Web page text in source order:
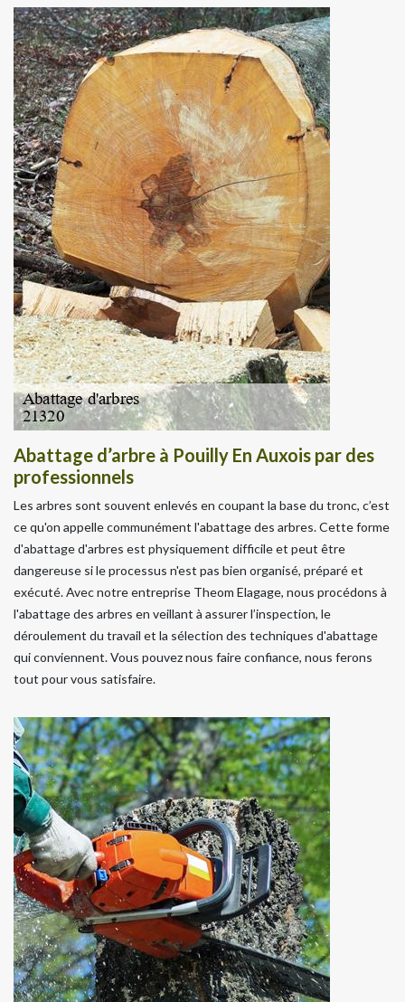
Abattage d’arbre à Pouilly En Auxois par des
professionnels
Les arbres sont souvent enlevés en coupant la base du tronc, c’est
ce qu'on appelle communément l'abattage des arbres. Cette forme
d'abattage d'arbres est physiquement difficile et peut être
dangereuse si le processus n'est pas bien organisé, préparé et
exécuté. Avec notre entreprise Theom Elagage, nous procédons à
l'abattage des arbres en veillant à assurer l’inspection, le
déroulement du travail et la sélection des techniques d'abattage
qui conviennent. Vous pouvez nous faire confiance, nous ferons
tout pour vous satisfaire.